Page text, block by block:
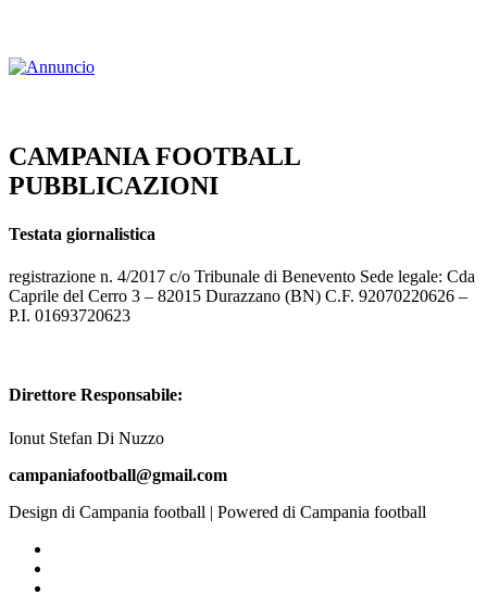
CAMPANIA FOOTBALL
PUBBLICAZIONI
Testata giornalistica
registrazione n. 4/2017 c/o Tribunale di Benevento Sede legale: Cda
Caprile del Cerro 3 – 82015 Durazzano (BN) C.F. 92070220626 –
P.I. 01693720623
Direttore Responsabile:
Ionut Stefan Di Nuzzo
campaniafootball@gmail.com
Design di Campania football | Powered di Campania football